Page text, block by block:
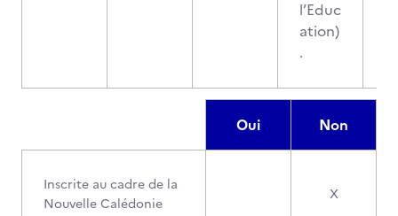
l’Educ
ation)
.
Oui Non
Inscrite au cadre de la
Nouvelle Calédonie
X